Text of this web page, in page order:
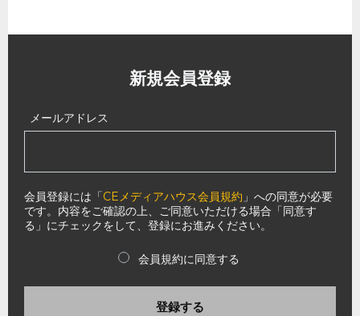
新規会員登録
メールアドレス
会員登録には「CEメディアハウス会員規約 」への同意が必要
です。内容をご確認の上、ご同意いただける場合「同意す
る」にチェックをして、登録にお進みください。
会員規約に同意する
登録する